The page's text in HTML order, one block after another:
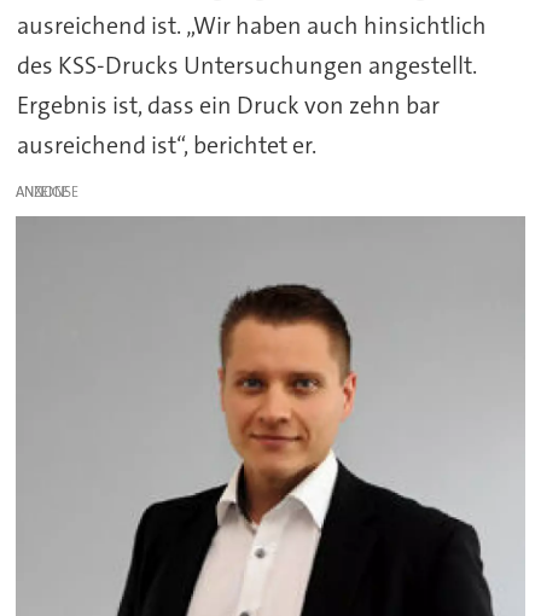
ausreichend ist. „Wir haben auch hinsichtlich
des KSS-Drucks Untersuchungen angestellt.
Ergebnis ist, dass ein Druck von zehn bar
ausreichend ist“, berichtet er.
ANZEIGE